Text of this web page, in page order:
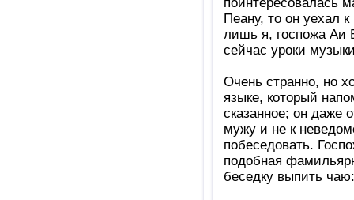
Пеану, то он уехал
лишь я, госпожа Аи
сейчас уроки
Очень странно, но
языке, который
сказанное; он даже
мужу и не к
побеседовать.
подобная
беседку выпить